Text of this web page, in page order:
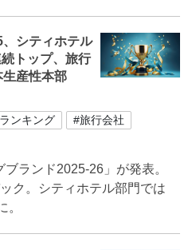
シティホテル
トップ、旅行
産性本部
ンキング
#旅行会社
ブランド2025-26」が発表。
ク。シティホテル部門では
。